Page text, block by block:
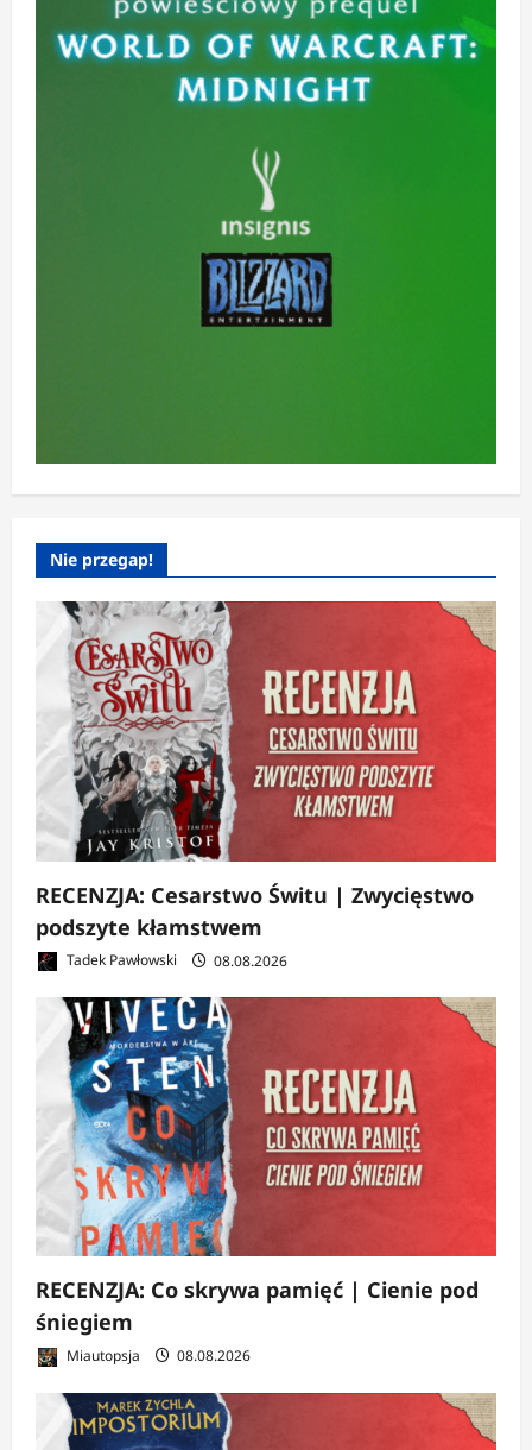
Nie przegap!
RECENZJA: Cesarstwo Świtu | Zwycięstwo
podszyte kłamstwem
Tadek Pawłowski 08.08.2026
RECENZJA: Co skrywa pamięć | Cienie pod
śniegiem
Miautopsja 08.08.2026